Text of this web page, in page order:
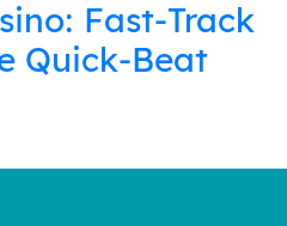
Fast‑Track
Quick‑Beat